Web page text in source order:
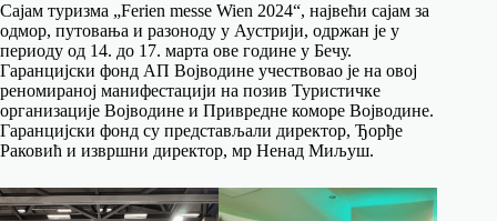
Сајам туризма „Ferien messe Wien 2024“, највећи сајам за
одмор, путовања и разоноду у Аустрији, одржан је у
периоду од 14. до 17. марта ове године у Бечу.
Гаранцијски фонд АП Војводине учествовао је на овој
реномираној манифестацији на позив Туристичке
организације Војводине и Привредне коморе Војводине.
Гаранцијски фонд су представљали дирeктор, Ђорђе
Раковић и извршни директор, мр Ненад Миљуш.